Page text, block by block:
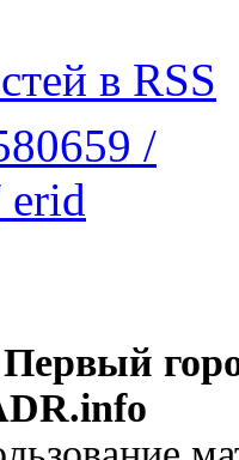
в RSS